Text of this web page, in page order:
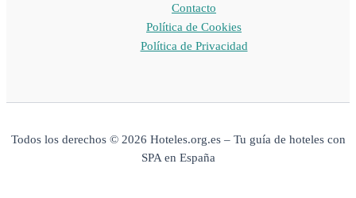
Contacto
Política de Cookies
Política de Privacidad
Todos los derechos © 2026 Hoteles.org.es – Tu guía de hoteles con
SPA en España